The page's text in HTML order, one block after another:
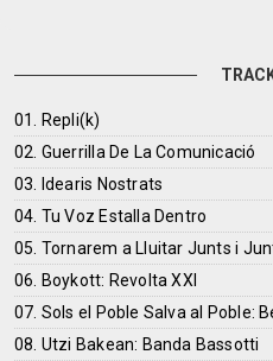
01. Repli(k)
02. Guerrilla De La Comunicació
03. Idearis Nostrats
04. Tu Voz Estalla Dentro
05. Tornarem a Lluitar Junts i
06. Boykott: Revolta XXI
07. Sols el Poble Salva al Poble:
08. Utzi Bakean: Banda Bassotti